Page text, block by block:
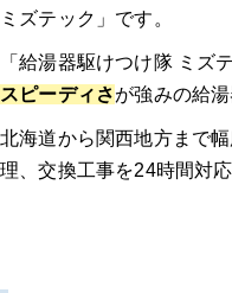
ミズテック」です。
「給湯器駆けつけ隊 ミズ
スピーディさが強みの給湯
北海道から関西地方まで
理、交換工事を24時間対